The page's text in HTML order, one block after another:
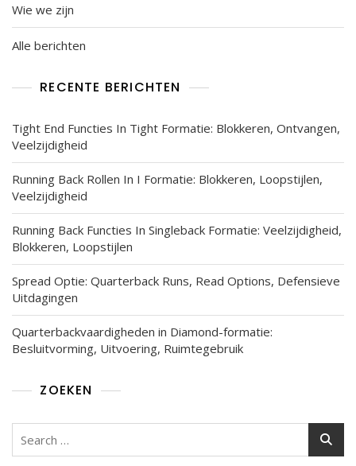
Wie we zijn
Alle berichten
RECENTE BERICHTEN
Tight End Functies In Tight Formatie: Blokkeren, Ontvangen,
Veelzijdigheid
Running Back Rollen In I Formatie: Blokkeren, Loopstijlen,
Veelzijdigheid
Running Back Functies In Singleback Formatie: Veelzijdigheid,
Blokkeren, Loopstijlen
Spread Optie: Quarterback Runs, Read Options, Defensieve
Uitdagingen
Quarterbackvaardigheden in Diamond-formatie:
Besluitvorming, Uitvoering, Ruimtegebruik
ZOEKEN